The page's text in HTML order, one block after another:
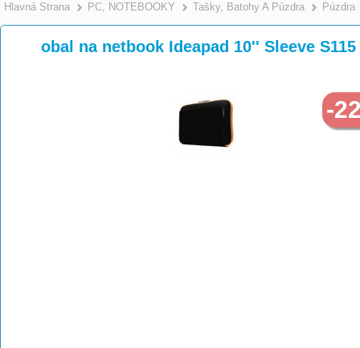
Hlavná Strana >
PC, NOTEBOOKY >
Tašky, Batohy A Púzdra Púzdra
obal na netbook Ideapad 10'' Sleeve S115
-